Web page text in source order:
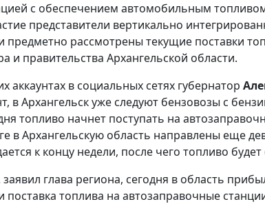
с обеспечением автомобильным
представители вертикально
предметно рассмотрены текущие поставки
и правительства Архангельской области.
аккаунтах в социальных сетях губернатор
в Архангельск уже следуют бензовозы с
топливо начнет поступать на
в Архангельскую область направлены еще
к концу недели, после чего топливо
глава региона, сегодня в область
поставка топлива на автозаправочные